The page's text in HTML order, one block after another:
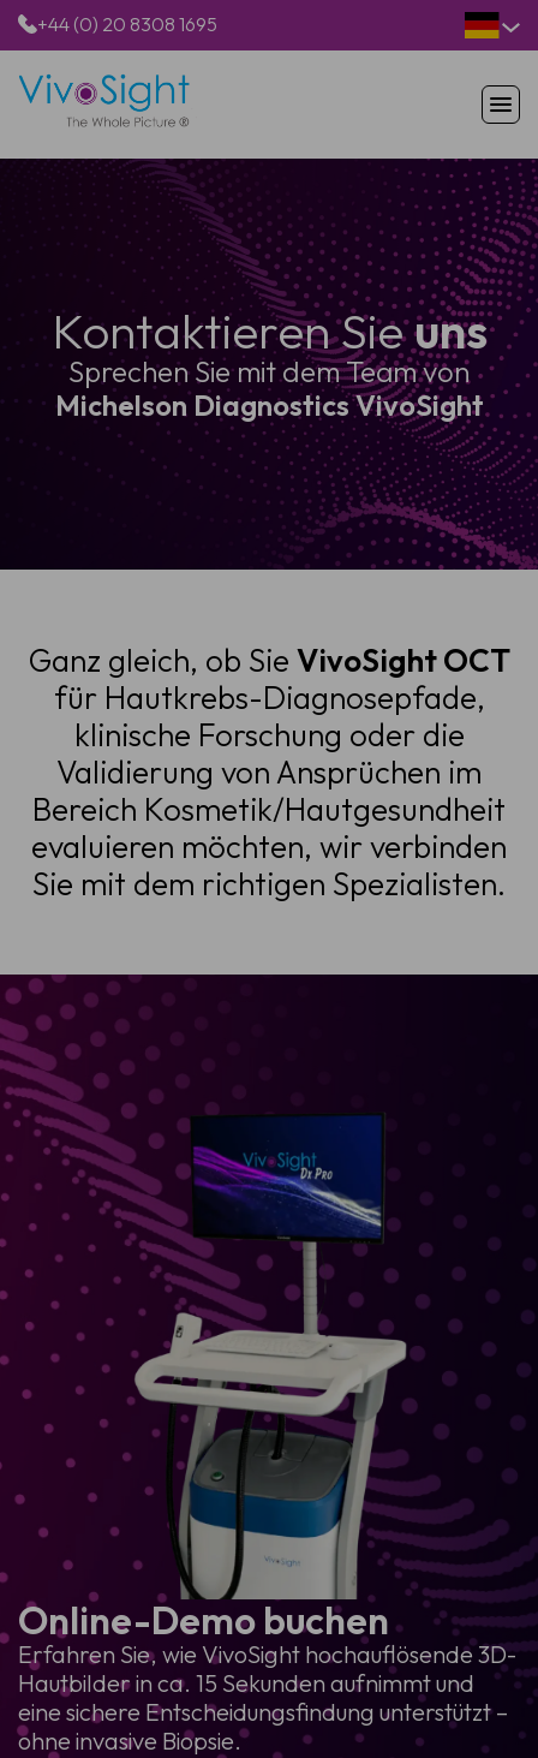
+44 (0) 20 8308 1695
STARTSEITE
PRODUKTE
ANWENDUNGEN
PATIENTEN
RESSOURCEN
ÜBER UNS
Kontaktieren Sieuns
Sprechen Sie mit dem Team von
Michelson Diagnostics VivoSight
Ganz gleich, ob Sie VivoSight OCT
für Hautkrebs-Diagnosepfade,
klinische Forschung oder die
Validierung von Ansprüchen im
Bereich Kosmetik/Hautgesundheit
evaluieren möchten, wir verbinden
Sie mit dem richtigen Spezialisten.
Online-Demo buchen
Erfahren Sie, wie VivoSight hochauflösende 3D-
Hautbilder in ca. 15 Sekunden aufnimmt und
eine sichere Entscheidungsfindung unterstützt –
ohne invasive Biopsie.